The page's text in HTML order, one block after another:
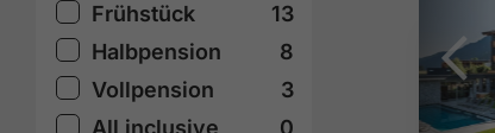
Frühstück
13
Halbpension
8
Vollpension
3
All inclusive
0